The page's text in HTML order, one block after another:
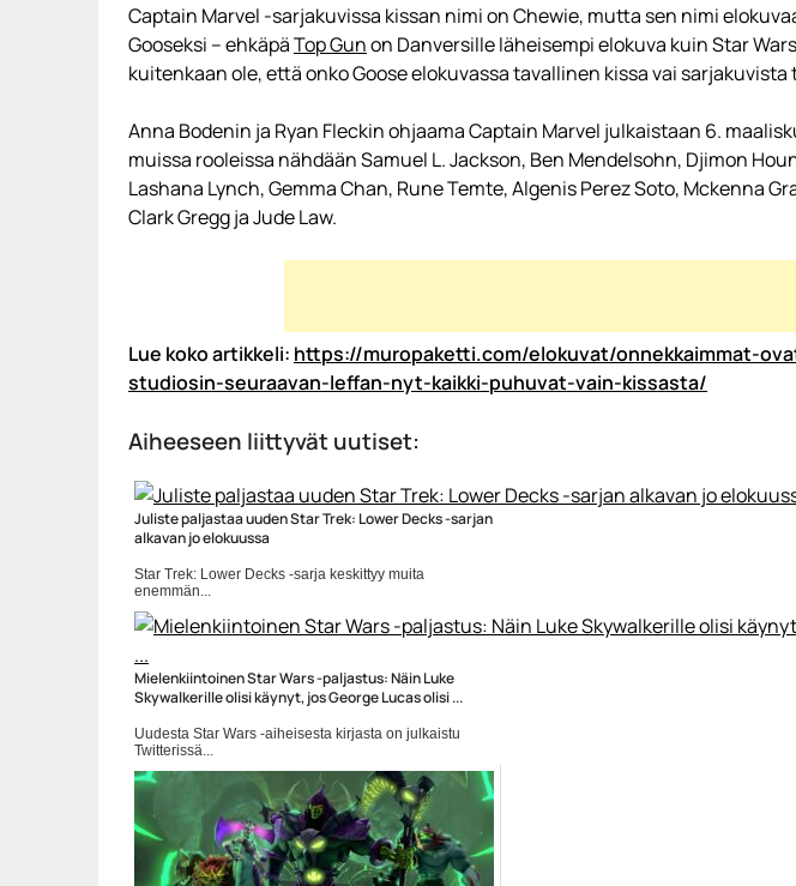
Captain Marvel -sarjakuvissa kissan nimi on Chewie, mutta sen nimi
Gooseksi – ehkäpäTop Gunon Danversille läheisempi elokuva kuin Star
kuitenkaan ole, että onko Goose elokuvassa tavallinen kissa vai
Anna Bodenin ja Ryan Fleckin ohjaama Captain Marvel julkaistaan 6.
muissa rooleissa nähdään Samuel L. Jackson, Ben Mendelsohn, Djimon
Lashana Lynch, Gemma Chan, Rune Temte, Algenis Perez Soto, Mckenna
Clark Gregg ja Jude Law.
Lue koko artikkeli: https://muropaketti.com/elokuvat/onnekkaimmat-
studiosin-seuraavan-leffan-nyt-kaikki-puhuvat-vain-kissasta/
Aiheeseen liittyvät uutiset:
Juliste paljastaa uuden Star Trek: Lower Decks -sarjan
alkavan jo elokuussa
Star Trek: Lower Decks -sarja keskittyy muita
enemmän...
CBS All Access
Mielenkiintoinen Star Wars -paljastus: Näin Luke
Skywalkerille olisi käynyt, jos George Lucas olisi ...
Uudesta Star Wars -aiheisesta kirjasta on julkaistu
Twitterissä...
Elokuvauutiset